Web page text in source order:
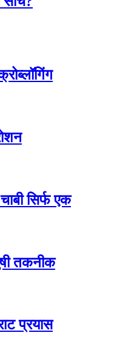
सिर्फ एक
तकनीक
प्रयास